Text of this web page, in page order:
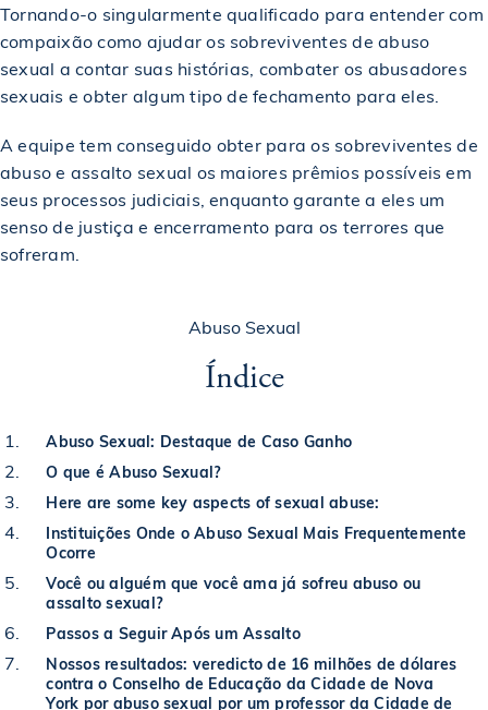
Tornando-o singularmente qualificado para entender com
compaixão como ajudar os sobreviventes de abuso
sexual a contar suas histórias, combater os abusadores
sexuais e obter algum tipo de fechamento para eles.
A equipe tem conseguido obter para os sobreviventes de
abuso e assalto sexual os maiores prêmios possíveis em
seus processos judiciais, enquanto garante a eles um
senso de justiça e encerramento para os terrores que
sofreram.
Abuso Sexual
Índice
Abuso Sexual: Destaque de Caso Ganho
O que é Abuso Sexual?
Here are some key aspects of sexual abuse:
Instituições Onde o Abuso Sexual Mais Frequentemente
Ocorre
Você ou alguém que você ama já sofreu abuso ou
assalto sexual?
Passos a Seguir Após um Assalto
Nossos resultados: veredicto de 16 milhões de dólares
contra o Conselho de Educação da Cidade de Nova
York por abuso sexual por um professor da Cidade de